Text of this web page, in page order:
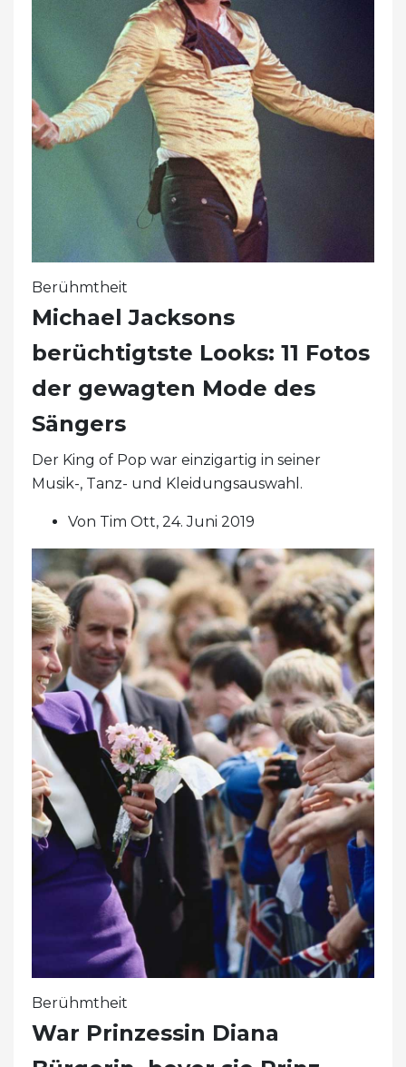
Berühmtheit
Michael Jacksons
berüchtigtste Looks: 11 Fotos
der gewagten Mode des
Sängers
Der King of Pop war einzigartig in seiner
Musik-, Tanz- und Kleidungsauswahl.
Von Tim Ott, 24. Juni 2019
Berühmtheit
War Prinzessin Diana